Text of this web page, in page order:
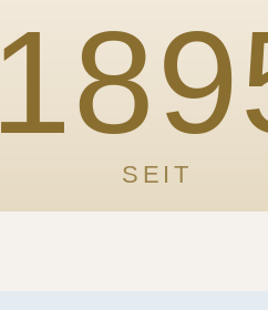
SEIT